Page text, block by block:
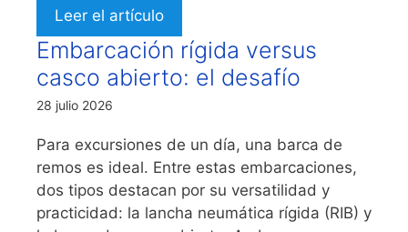
Leer el artículo
Embarcación rígida versus
casco abierto: el desafío
28 julio 2026
Para excursiones de un día, una barca de
remos es ideal. Entre estas embarcaciones,
dos tipos destacan por su versatilidad y
practicidad: la lancha neumática rígida (RIB) y